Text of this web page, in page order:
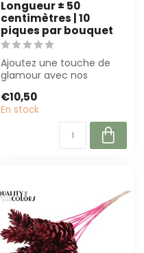
Longueur ± 50
centimètres | 10
piques par bouquet
Ajoutez une touche de
glamour avec nos
métalliques bordeaux sur
ti...
€10,50
En stock